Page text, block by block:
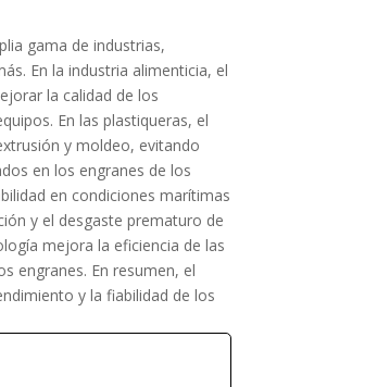
gama de industrias,
En la industria alimenticia, el
la calidad de los
En las plastiqueras, el
y moldeo, evitando
en los engranes de los
en condiciones marítimas
y el desgaste prematuro de
mejora la eficiencia de las
engranes. En resumen, el
y la fiabilidad de los